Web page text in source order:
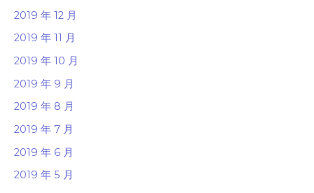
2019 年 12 月
2019 年 11 月
2019 年 10 月
2019 年 9 月
2019 年 8 月
2019 年 7 月
2019 年 6 月
2019 年 5 月